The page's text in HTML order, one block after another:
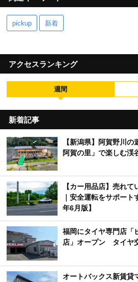
pickup 新着
アクセスランキング
週間
新着記事
【新潟県】阿賀野川
阿賀の里」で楽しむ渓
【カー用品店】売れ
｜安全運転をサポー
年6月版】
福岡にタイヤ専門店「
店」オープン タイヤ
オートバックス新賃貸